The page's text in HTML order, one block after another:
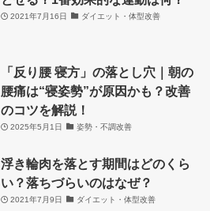
2021年7月16日 ダイエット・体型改善
「反り腰 寝方」の落とし穴｜朝の
腰痛は“寝姿勢”が原因かも？改善
のコツを解説！
2025年5月1日 姿勢・不調改善
浮き輪肉を落とす期間はどのくら
い？落ちづらいのはなぜ？
2021年7月9日 ダイエット・体型改善